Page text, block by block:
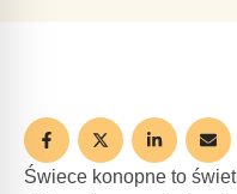
Świece konopne to